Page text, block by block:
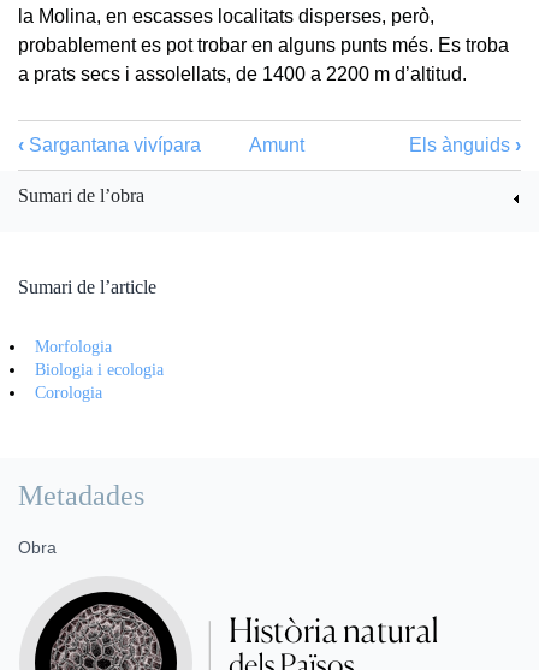
la Molina, en escasses localitats disperses, però,
probablement es pot trobar en alguns punts més. Es troba
a prats secs i assolellats, de 1400 a 2200 m d’altitud.
‹ Sargantana vivípara Amunt Els ànguids ›
Sumari de l’obra
Sumari de l’article
Morfologia
Biologia i ecologia
Corologia
Metadades
Obra